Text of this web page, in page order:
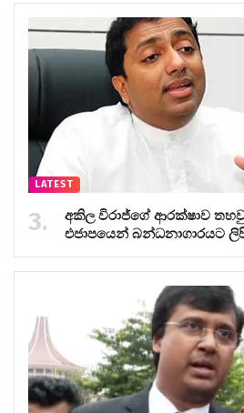
LATEST
අකිල විරාජ්ගේ ආරක්ෂාව
එජාපයෙන් බන්ධනාගාරයට